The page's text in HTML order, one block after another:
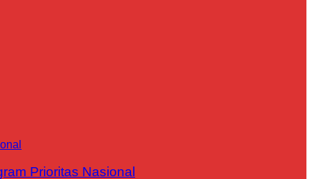
Prioritas Nasional